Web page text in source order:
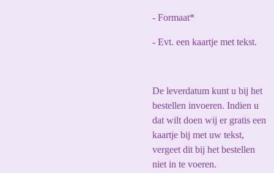
- Formaat*
- Evt. een kaartje met tekst.
De leverdatum kunt u bij het
bestellen invoeren. Indien u
dat wilt doen wij er gratis een
kaartje bij met uw tekst,
vergeet dit bij het bestellen
niet in te voeren.